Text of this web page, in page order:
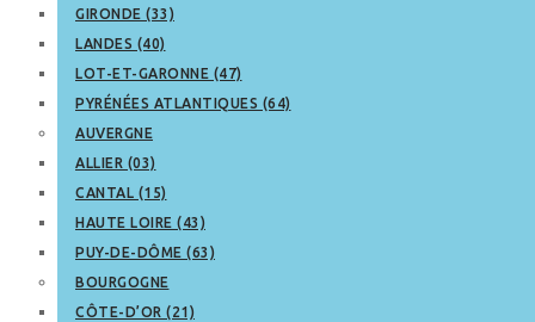
GIRONDE (33)
LANDES (40)
LOT-ET-GARONNE (47)
PYRÉNÉES ATLANTIQUES (64)
AUVERGNE
ALLIER (03)
CANTAL (15)
HAUTE LOIRE (43)
PUY-DE-DÔME (63)
BOURGOGNE
CÔTE-D’OR (21)